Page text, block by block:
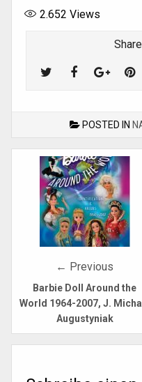
2.652 Views
POSTED IN
Post
navigation
← Previous
Barbie Doll Around the
World 1964-2007, J.
Augustyniak